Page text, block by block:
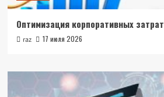
Оптимизация корпоративных затрат
raz 17 июля 2026